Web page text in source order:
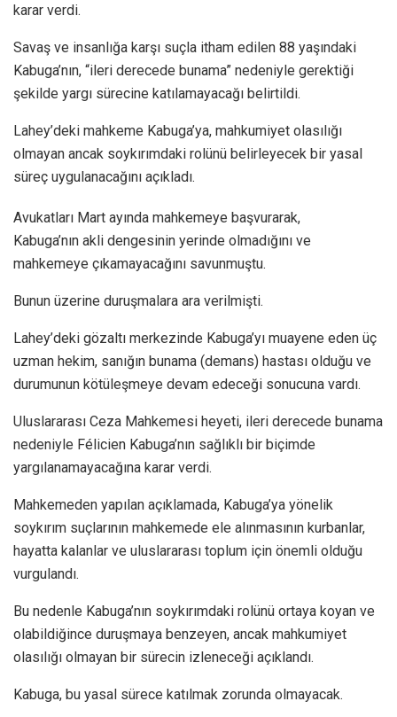
karar verdi.
Savaş ve insanlığa karşı suçla itham edilen 88 yaşındaki
Kabuga’nın, “ileri derecede bunama” nedeniyle gerektiği
şekilde yargı sürecine katılamayacağı belirtildi.
Lahey’deki mahkeme Kabuga’ya, mahkumiyet olasılığı
olmayan ancak soykırımdaki rolünü belirleyecek bir yasal
süreç uygulanacağını açıkladı.
Avukatları Mart ayında mahkemeye başvurarak,
Kabuga’nın akli dengesinin yerinde olmadığını ve
mahkemeye çıkamayacağını savunmuştu.
Bunun üzerine duruşmalara ara verilmişti.
Lahey’deki gözaltı merkezinde Kabuga’yı muayene eden üç
uzman hekim, sanığın bunama (demans) hastası olduğu ve
durumunun kötüleşmeye devam edeceği sonucuna vardı.
Uluslararası Ceza Mahkemesi heyeti, ileri derecede bunama
nedeniyle Félicien Kabuga’nın sağlıklı bir biçimde
yargılanamayacağına karar verdi.
Mahkemeden yapılan açıklamada, Kabuga’ya yönelik
soykırım suçlarının mahkemede ele alınmasının kurbanlar,
hayatta kalanlar ve uluslararası toplum için önemli olduğu
vurgulandı.
Bu nedenle Kabuga’nın soykırımdaki rolünü ortaya koyan ve
olabildiğince duruşmaya benzeyen, ancak mahkumiyet
olasılığı olmayan bir sürecin izleneceği açıklandı.
Kabuga, bu yasal sürece katılmak zorunda olmayacak.